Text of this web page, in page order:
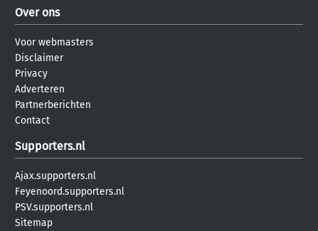
Over ons
Voor webmasters
Disclaimer
Privacy
Adverteren
Partnerberichten
Contact
Supporters.nl
Ajax.supporters.nl
Feyenoord.supporters.nl
PSV.supporters.nl
Sitemap